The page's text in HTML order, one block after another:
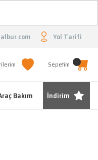
Yol Tarifi
Sepetim
Bakım İndirim